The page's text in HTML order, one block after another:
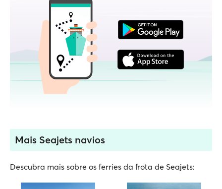
Mais Seajets navios
Descubra mais sobre os ferries da frota de Seajets: